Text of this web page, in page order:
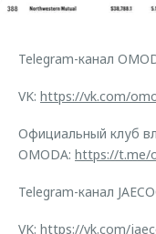
Telegram-канал
VK: https://vk.com/
Официальный клуб
OMODA: https://t.me/
Telegram-канал
VK: https://vk.com/